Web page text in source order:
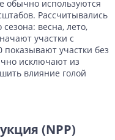
обычно используются
Рассчитывались
весна, лето,
участки с
показывают участки без
исключают из
влияние голой
(NPP)